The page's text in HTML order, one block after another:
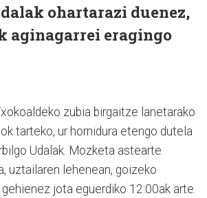
ohartarazi duenez,
aginagarrei eragingo
zubia birgaitze lanetarako
tarteko, ur hornidura etengo dutela
Udalak. Mozketa astearte
uztailaren lehenean, goizeko
jota eguerdiko 12:00ak arte.